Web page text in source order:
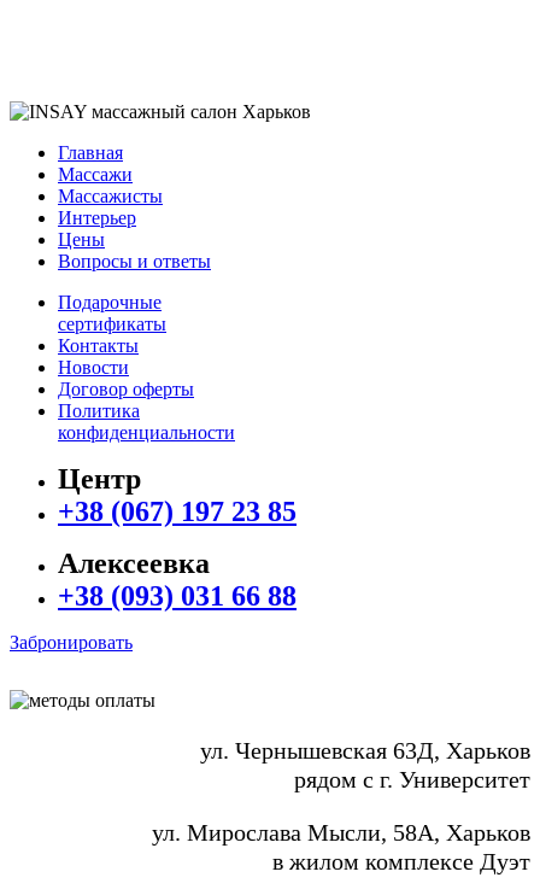
Главная
Массажи
Массажисты
Интерьер
Цены
Вопросы и ответы
Подарочные
сертификаты
Контакты
Новости
Договор оферты
Политика
конфиденциальности
Центр
+38 (067) 197 23 85
Алексеевка
+38 (093) 031 66 88
Забронировать
ул. Чернышевская 63Д, Харьков
рядом с г. Университет
ул. Мирослава Мысли, 58А, Харьков
в жилом комплексе Дуэт